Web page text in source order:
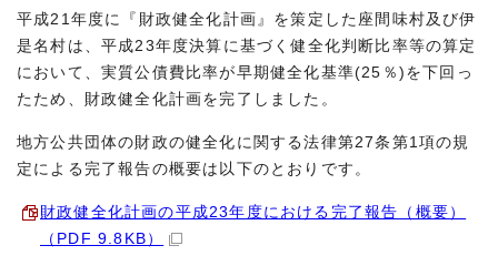
平成21年度に『財政健全化計画』を策定した座間味村及び伊
是名村は、平成23年度決算に基づく健全化判断比率等の算定
において、実質公債費比率が早期健全化基準(25％)を下回っ
たため、財政健全化計画を完了しました。
地方公共団体の財政の健全化に関する法律第27条第1項の規
定による完了報告の概要は以下のとおりです。
財政健全化計画の平成23年度における完了報告（概要）
（PDF 9.8KB）